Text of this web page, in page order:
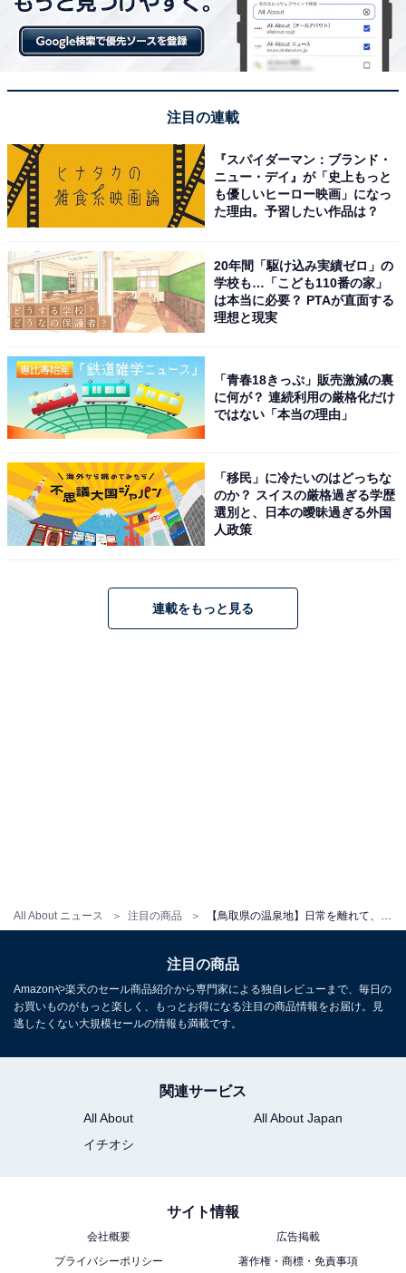
All About ニュース 注目の商品
「皆生游月」は全室オーシャンビューの露天風呂
付き客室で過ごす極上のリゾート
皆生游月（画像：「皆生游月」公式Webサイトより）
皆生游月は、全室にテラスと源泉露天風呂を備えた旅館
は、境港直送の魚介や鳥取和牛など、地産地消にこだわ
った創作和食を楽しめます。海を一望する贅沢なロケー
アクセス
所在地：鳥取県米子市皆生温泉3-11-1
交通手段：JR米子駅よりタクシーまたはバスで約15分／
米子自動車道 米子ICより車で約10分／米子鬼太郎空港よ
りタクシーで約25分
大人1名（参考価格）：2万4200円
※料金は公式Webサイト参考価格
チェックイン・チェックアウト
注目の連載
『スパイダーマン：ブランド・
ニュー・デイ』が「史上もっと
も優しいヒーロー映画」になっ
た理由。予習したい作品は？
20年間「駆け込み実績ゼロ」の
学校も…「こども110番の家」
は本当に必要？ PTAが直面する
理想と現実
「青春18きっぷ」販売激減の裏
に何が？ 連続利用の厳格化だけ
ではない「本当の理由」
「移民」に冷たいのはどっちな
のか？ スイスの厳格過ぎる学歴
選別と、日本の曖昧過ぎる外国
人政策
連載をもっと見る
注目の商品
Amazonや楽天のセール商品紹介から専門家による独自レビューまで、毎日の
お買いものがもっと楽しく、もっとお得になる注目の商品情報をお届け。見
逃したくない大規模セールの情報も満載です。
関連サービス
All About
All About Japan
イチオシ
サイト情報
会社概要
広告掲載
プライバシーポリシー
著作権・商標・免責事項